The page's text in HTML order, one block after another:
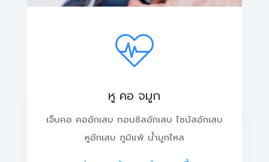
หู คอ จมูก
เจ็บคอ คออักเสบ ทอนซิลอักเสบ ไซนัสอักเสบ
หูอักเสบ ภูมิแพ้ น้ำมูกไหล